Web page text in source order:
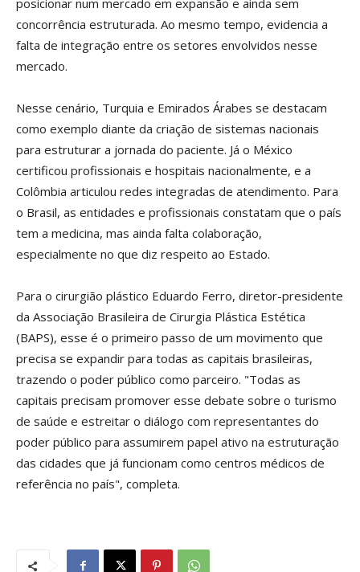
posicionar num mercado em expansão e ainda sem
concorrência estruturada. Ao mesmo tempo, evidencia a
falta de integração entre os setores envolvidos nesse
mercado.
Nesse cenário, Turquia e Emirados Árabes se destacam
como exemplo diante da criação de sistemas nacionais
para estruturar a jornada do paciente. Já o México
certificou profissionais e hospitais nacionalmente, e a
Colômbia articulou redes integradas de atendimento. Para
o Brasil, as entidades e profissionais constatam que o país
tem a medicina, mas ainda falta colaboração,
especialmente no que diz respeito ao Estado.
Para o cirurgião plástico Eduardo Ferro, diretor-presidente
da Associação Brasileira de Cirurgia Plástica Estética
(BAPS), esse é o primeiro passo de um movimento que
precisa se expandir para todas as capitais brasileiras,
trazendo o poder público como parceiro. "Todas as
capitais precisam promover esse debate sobre o turismo
de saúde e estreitar o diálogo com representantes do
poder público para assumirem papel ativo na estruturação
das cidades que já funcionam como centros médicos de
referência no país", completa.